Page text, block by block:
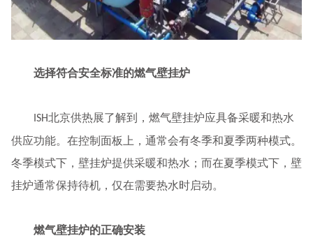
选择符合安全标准的燃气壁挂炉
ISH北京供热展了解到，燃气壁挂炉应具备采暖和热水
供应功能。在控制面板上，通常会有冬季和夏季两种模式。
冬季模式下，壁挂炉提供采暖和热水；而在夏季模式下，壁
挂炉通常保持待机，仅在需要热水时启动。
燃气壁挂炉的正确安装